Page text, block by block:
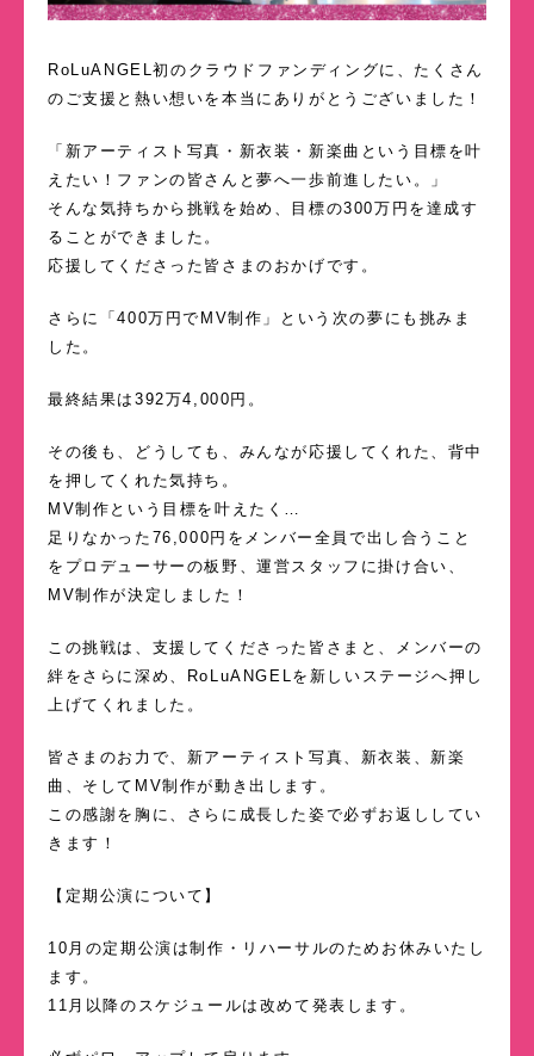
RoLuANGEL初のクラウドファンディングに、たくさん
のご支援と熱い想いを本当にありがとうございました！
「新アーティスト写真・新衣装・新楽曲という目標を叶
えたい！ファンの皆さんと夢へ一歩前進したい。」
そんな気持ちから挑戦を始め、目標の300万円を達成す
ることができました。
応援してくださった皆さまのおかげです。
さらに「400万円でMV制作」という次の夢にも挑みま
した。
最終結果は392万4,000円。
その後も、どうしても、みんなが応援してくれた、背中
を押してくれた気持ち。
MV制作という目標を叶えたく…
足りなかった76,000円をメンバー全員で出し合うこと
をプロデューサーの板野、運営スタッフに掛け合い、
MV制作が決定しました！
この挑戦は、支援してくださった皆さまと、メンバーの
絆をさらに深め、RoLuANGELを新しいステージへ押し
上げてくれました。
皆さまのお力で、新アーティスト写真、新衣装、新楽
曲、そしてMV制作が動き出します。
この感謝を胸に、さらに成長した姿で必ずお返ししてい
きます！
【定期公演について】
10月の定期公演は制作・リハーサルのためお休みいたし
ます。
11月以降のスケジュールは改めて発表します。